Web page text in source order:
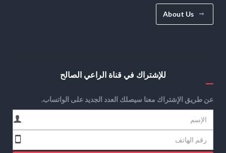
About Us
للإشتراك في قناة الراعي الصالح
عن طريق الإشتراك معنا سيصلك العدد الجديد على الواتساب.